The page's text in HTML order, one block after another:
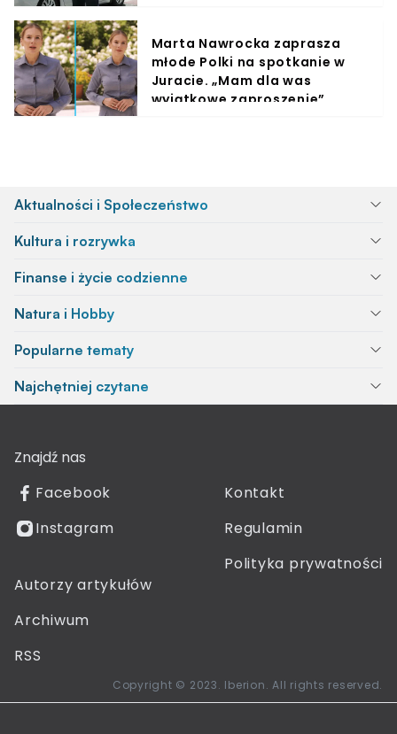
Marta Nawrocka zaprasza
młode Polki na spotkanie w
Juracie. „Mam dla was
wyjątkowe zaproszenie”
Aktualności i Społeczeństwo
Kultura i rozrywka
Finanse i życie codzienne
Natura i Hobby
Popularne tematy
Najchętniej czytane
Znajdź nas
Facebook
Instagram
Kontakt
Regulamin
Polityka prywatności
Autorzy artykułów
Archiwum
RSS
Copyright © 2023. Iberion. All rights reserved.